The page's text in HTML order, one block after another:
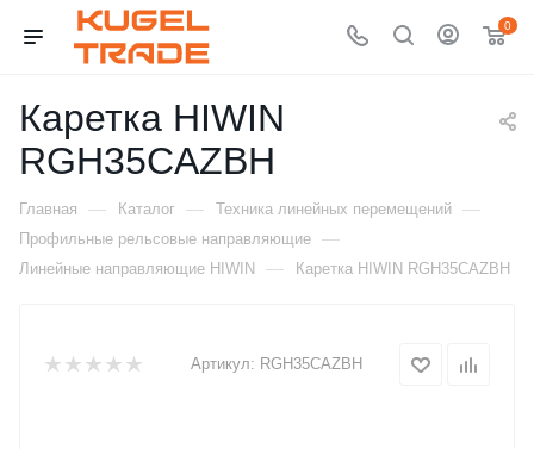
0
Каретка HIWIN
RGH35CAZBH
Главная — Каталог — Техника линейных перемещений —
Профильные рельсовые направляющие —
Линейные направляющие HIWIN — Каретка HIWIN RGH35CAZBH
Артикул: RGH35CAZBH